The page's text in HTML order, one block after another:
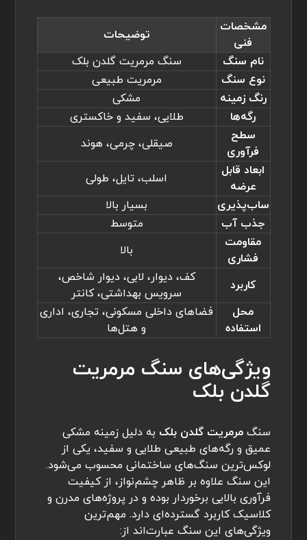
مشخصات
فنی
توضیحات
نام سنگ
سنگ مرمریت گلدن بلک
نوع سنگ
مرمریت طبیعی
رنگ زمینه
مشکی
رگه‌ها
طلایی، سفید و خاکستری
سطح
فرآوری
صیقلی، چرمی، هوند
ابعاد قابل
عرضه
اسلب، تایل، طولی
ساب‌پذیری
بسیار بالا
جذب آب
متوسط
مقاومت
فشاری
بالا
کاربرد
کف، دیوار، لابی، دیوار شاخص،
سرویس بهداشتی، کانتر
محل
استفاده
فضاهای داخلی مسکونی، تجاری، اداری
و هتل‌ها
ویژگی‌های سنگ مرمریت
گلدن بلک
سنگمرمریت گلدن بلک به دلیل زمینه مشکی
عمیق و رگه‌های طبیعی طلایی و سفید، یکی از
لوکس‌ترین سنگ‌های ساختمانی محسوب می‌شود.
این سنگ علاوه بر ظاهر چشم‌نواز، از کیفیت
فرآوری بالایی برخوردار بوده و در پروژه‌های مدرن و
کلاسیک کاربرد گسترده‌ای دارد. مهم‌ترین
ویژگی‌های این سنگ عبارت‌اند از: